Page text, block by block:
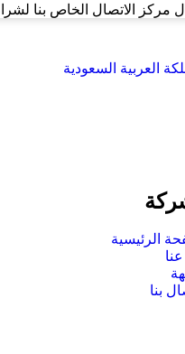
مركز الاتصال الخاص بنا
العربية السعودية
الرئيسية
بنا